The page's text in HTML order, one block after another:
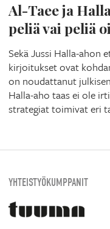
Al-Taee ja
peliä vai peliä
Sekä Jussi Halla-ahon
kirjoitukset ovat
on noudattanut
Halla-aho taas ei ole
strategiat toimivat eri
YHTEISTYÖKUMPPANIT